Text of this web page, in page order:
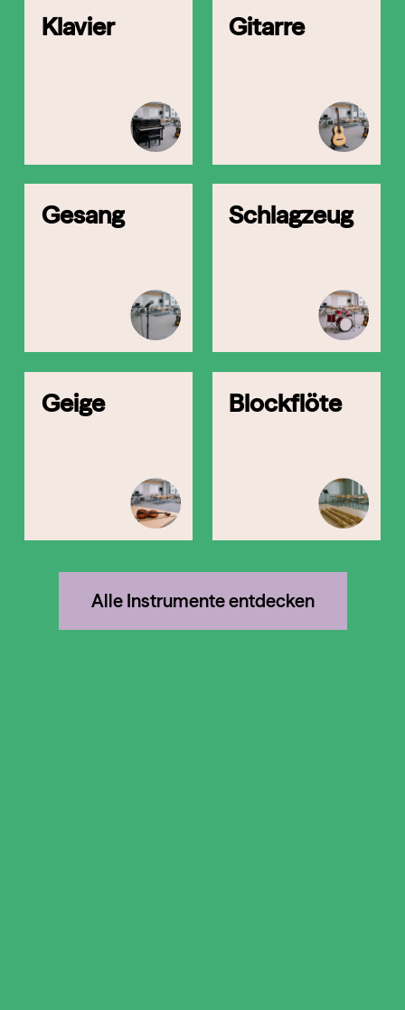
Klavier Gitarre
Gesang Schlagzeug
Geige Blockflöte
Alle Instrumente entdecken